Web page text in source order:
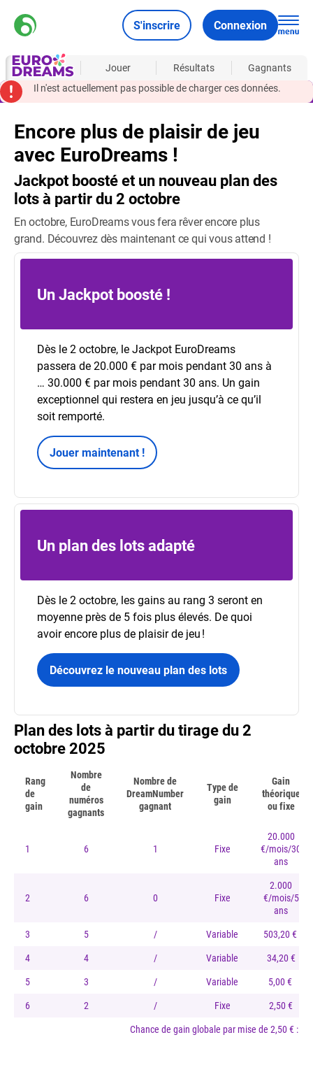
S'inscrire Connexion
À propos Jouer Résultats
Gagnants
Il n'est actuellement pas possible de charger ces données.
Encore plus de plaisir de jeu
avec EuroDreams !
Jackpot boosté et un nouveau plan des
lots à partir du 2 octobre
En octobre, EuroDreams vous fera rêver encore plus
grand. Découvrez dès maintenant ce qui vous attend !
Un Jackpot boosté !
Dès le 2 octobre, le Jackpot EuroDreams
passera de 20.000 € par mois pendant 30 ans à
… 30.000 € par mois pendant 30 ans. Un gain
exceptionnel qui restera en jeu jusqu’à ce qu’il
soit remporté.
Jouer maintenant !
Un plan des lots adapté
Dès le 2 octobre, les gains au rang 3 seront en
moyenne près de 5 fois plus élevés. De quoi
avoir encore plus de plaisir de jeu !
Découvrez le nouveau plan des lots
Plan des lots à partir du tirage du 2
octobre 2025
Rang
de
gain
Nombre
de
numéros
gagnants
Nombre de
DreamNumber
gagnant
Type de
gain
Gain
théorique
ou fixe
1 6 1 Fixe
20.000
€/mois/30
ans
2 6 0 Fixe
2.000
€/mois/5
ans
3
5 / Variable
503,20 €
4
4 / Variable
34,20 €
5
3 / Variable
5,00 €
6
2 / Fixe
2,50 €
Chance de gain globale par mise de 2,50 € : 1